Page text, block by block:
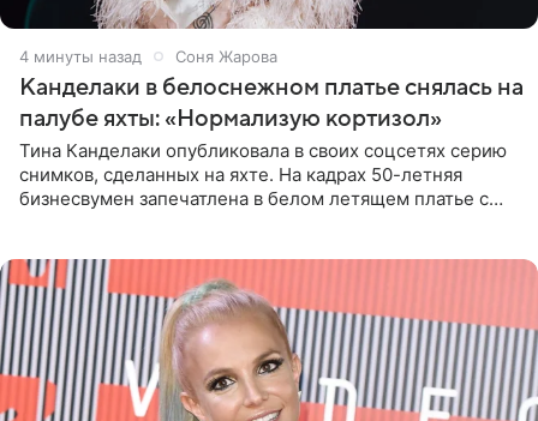
4 минуты назад Соня Жарова
Канделаки в белоснежном платье снялась на
палубе яхты: «Нормализую кортизол»
Тина Канделаки опубликовала в своих соцсетях серию
снимков, сделанных на яхте. На кадрах 50-летняя
бизнесвумен запечатлена в белом летящем платье с